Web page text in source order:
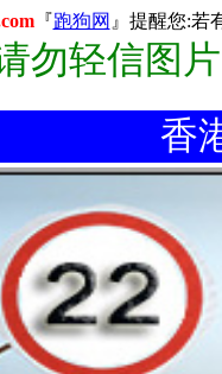
『跑狗网 』提醒您:若
勿轻信图
香